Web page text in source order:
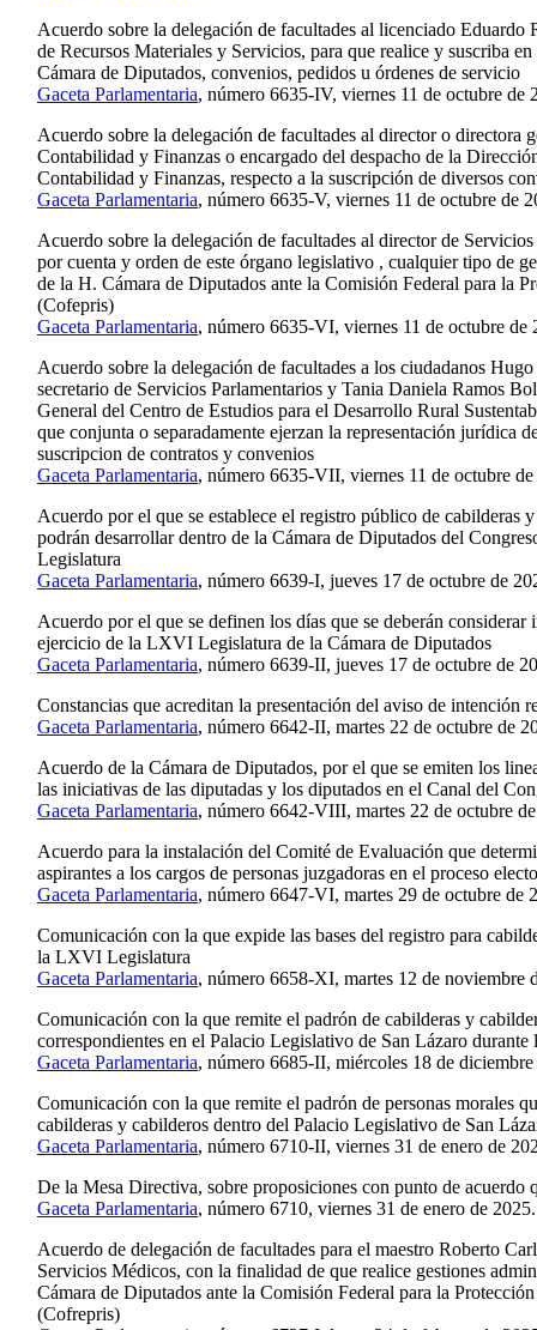
Acuerdo sobre la delegación de facultades al licenciado Eduardo
de Recursos Materiales y Servicios, para que realice y suscriba
Cámara de Diputados, convenios, pedidos u órdenes de servicio
Gaceta Parlamentaria, número 6635-IV, viernes 11 de octubre de
Acuerdo sobre la delegación de facultades al director o directora
Contabilidad y Finanzas o encargado del despacho de la
Contabilidad y Finanzas, respecto a la suscripción de diversos
Gaceta Parlamentaria, número 6635-V, viernes 11 de octubre de
Acuerdo sobre la delegación de facultades al director de
por cuenta y orden de este órgano legislativo , cualquier tipo de
de la H. Cámara de Diputados ante la Comisión Federal para la
(Cofepris)
Gaceta Parlamentaria, número 6635-VI, viernes 11 de octubre de
Acuerdo sobre la delegación de facultades a los ciudadanos
secretario de Servicios Parlamentarios y Tania Daniela Ramos
General del Centro de Estudios para el Desarrollo Rural
que conjunta o separadamente ejerzan la representación jurídica
suscripcion de contratos y convenios
Gaceta Parlamentaria, número 6635-VII, viernes 11 de octubre
Acuerdo por el que se establece el registro público de cabilderas
podrán desarrollar dentro de la Cámara de Diputados del
Legislatura
Gaceta Parlamentaria, número 6639-I, jueves 17 de octubre de
Acuerdo por el que se definen los días que se deberán
ejercicio de la LXVI Legislatura de la Cámara de Diputados
Gaceta Parlamentaria, número 6639-II, jueves 17 de octubre de
Constancias que acreditan la presentación del aviso de intención
Gaceta Parlamentaria, número 6642-II, martes 22 de octubre de
Acuerdo de la Cámara de Diputados, por el que se emiten los
las iniciativas de las diputadas y los diputados en el Canal del
Gaceta Parlamentaria, número 6642-VIII, martes 22 de octubre
Acuerdo para la instalación del Comité de Evaluación que
aspirantes a los cargos de personas juzgadoras en el proceso
Gaceta Parlamentaria, número 6647-VI, martes 29 de octubre de
Comunicación con la que expide las bases del registro para
la LXVI Legislatura
Gaceta Parlamentaria, número 6658-XI, martes 12 de noviembre
Comunicación con la que remite el padrón de cabilderas y
correspondientes en el Palacio Legislativo de San Lázaro
Gaceta Parlamentaria, número 6685-II, miércoles 18 de
Comunicación con la que remite el padrón de personas morales
cabilderas y cabilderos dentro del Palacio Legislativo de San
Gaceta Parlamentaria, número 6710-II, viernes 31 de enero de
De la Mesa Directiva, sobre proposiciones con punto de acuerdo
Gaceta Parlamentaria, número 6710, viernes 31 de enero de 2025.
Acuerdo de delegación de facultades para el maestro Roberto
Servicios Médicos, con la finalidad de que realice gestiones
Cámara de Diputados ante la Comisión Federal para la
(Cofrepris)